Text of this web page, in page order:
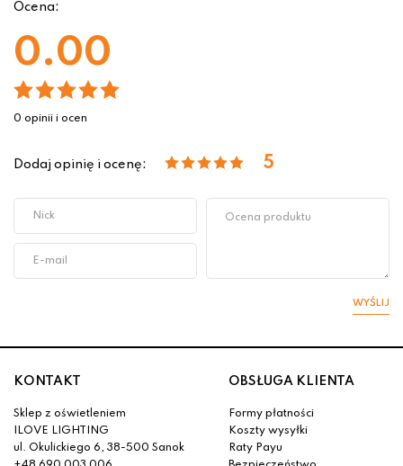
Ocena:
0.00
0 opinii i ocen
Dodaj opinię i ocenę: 5
WYŚLIJ
KONTAKT
Sklep z oświetleniem
ILOVE LIGHTING
ul. Okulickiego 6, 38-500 Sanok
OBSŁUGA KLIENTA
Formy płatności
Koszty wysyłki
Raty Payu